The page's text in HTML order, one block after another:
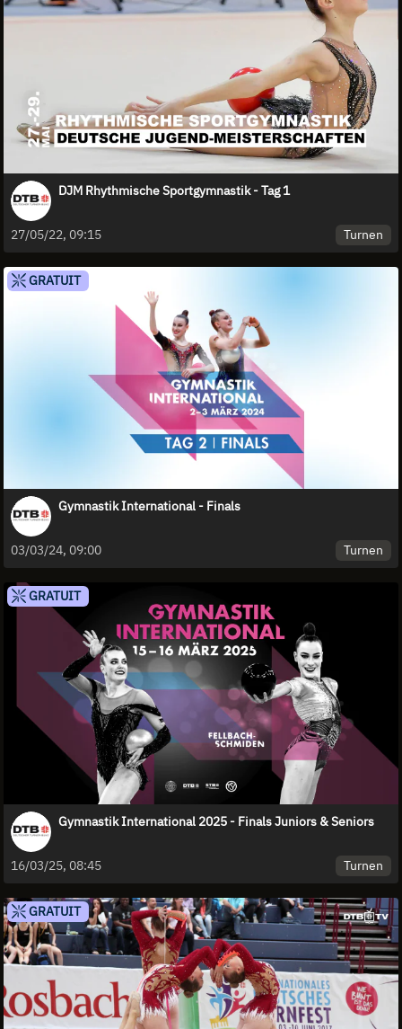
DJM Rhythmische Sportgymnastik - Tag 1
27/05/22, 09:15 Turnen
GRATUIT
Gymnastik International - Finals
03/03/24, 09:00 Turnen
GRATUIT
Gymnastik International 2025 - Finals Juniors & Seniors
16/03/25, 08:45 Turnen
GRATUIT